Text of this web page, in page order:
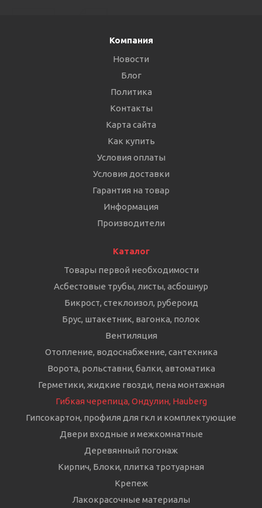
Компания
Новости
Блог
Политика
Контакты
Карта сайта
Как купить
Условия оплаты
Условия доставки
Гарантия на товар
Информация
Производители
Каталог
Товары первой необходимости
Асбестовые трубы, листы, асбошнур
Бикрост, стеклоизол, рубероид
Брус, штакетник, вагонка, полок
Вентиляция
Отопление, водоснабжение, сантехника
Ворота, рольставни, балки, автоматика
Герметики, жидкие гвозди, пена монтажная
Гибкая черепица, Ондулин, Hauberg
Гипсокартон, профиля для гкл и комплектующие
Двери входные и межкомнатные
Деревянный погонаж
Кирпич, Блоки, плитка тротуарная
Крепеж
Лакокрасочные материалы